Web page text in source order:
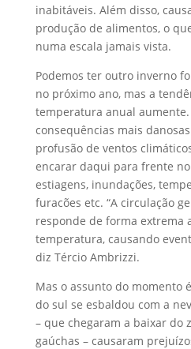
inabitáveis. Além disso,
produção de alimentos, o
numa escala jamais vista.
Podemos ter outro inverno
no próximo ano, mas a
temperatura anual aumente.
consequências mais
profusão de ventos
encarar daqui para frente
estiagens, inundações,
furacões etc. “A circulação
responde de forma extrema
temperatura, causando
diz Tércio Ambrizzi.
Mas o assunto do momento
do sul se esbaldou com a
– que chegaram a baixar do
gaúchas – causaram